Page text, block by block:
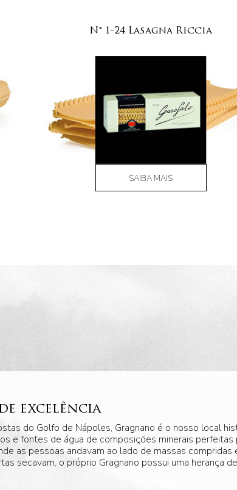
N° 1-24 Lasagna Riccia
SAIBA MAIS
excelência
do Golfo de Nápoles, Gragnano é o nosso local
e fontes de água de composições minerais
as pessoas andavam ao lado de massas
secavam, o próprio Gragnano possui uma herança